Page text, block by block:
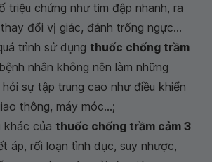
triệu chứng như tim đập nhanh, ra
đổi vị giác, đánh trống ngực...
trình sử dụng thuốc chống trầm
nhân không nên làm những
sự tập trung cao như điều khiển
thông, máy móc...;
khác của thuốc chống trầm cảm 3
áp, rối loạn tình dục, suy nhược,